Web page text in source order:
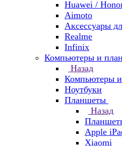
Huawei /
Aimoto
Аксессуары
Realme
Infinix
Компьютеры и
Назад
Компьютеры
Ноутбуки
Планшеты
Назад
Apple
Xiaomi